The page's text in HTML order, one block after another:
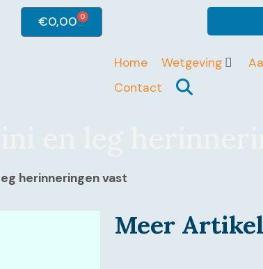
€0,00 0
Home Wetgeving
Contact
herinneringen vast
Meer